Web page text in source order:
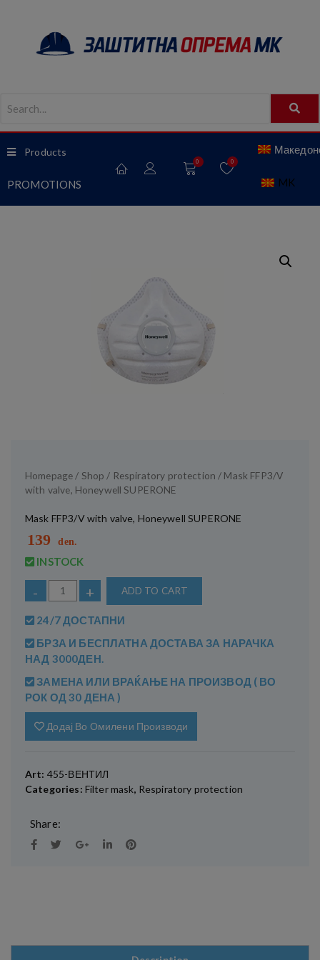
Products
PROMOTIONS
0 0
MK
Homepage / Shop / Respiratory protection / Mask FFP3/V
with valve, Honeywell SUPERONE
Mask FFP3/V with valve, Honeywell SUPERONE
139 den.
INSTOCK
- + ADD TO CART
24/7 ДОСТАПНИ
БРЗА И БЕСПЛАТНА ДОСТАВА ЗА НАРАЧКА
НАД 3000ДЕН.
ЗАМЕНА ИЛИ ВРАЌАЊЕ НА ПРОИЗВОД ( ВО
РОК ОД 30 ДЕНА )
Додај Во Омилени Производи
Art: 455-ВЕНТИЛ
Categories: Filter mask, Respiratory protection
Share: